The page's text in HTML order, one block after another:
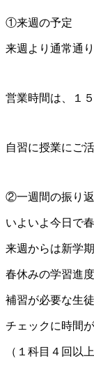
①来週の予定
来週より通常通
営業時間は、１
自習に授業にご
②一週間の振り返
いよいよ今日で
来週からは新学
春休みの学習進
補習が必要な生
チェックに時間
（１科目４回以